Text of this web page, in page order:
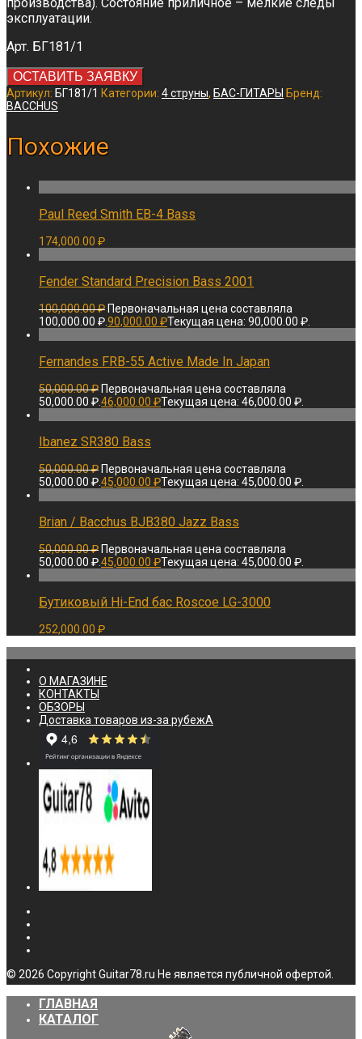
эксплуатации.
Арт. БГ181/1
ОСТАВИТЬ ЗАЯВКУ
Артикул: БГ181/1 Категории: 4 струны, БАС-ГИТАРЫ Бренд:
BACCHUS
Похожие
Paul Reed Smith EB-4 Bass
174,000.00 ₽
Fender Standard Precision Bass 2001
100,000.00₽ Первоначальная цена составляла
100,000.00 ₽.90,000.00 ₽Текущая цена: 90,000.00 ₽.
Fernandes FRB-55 Active Made In Japan
50,000.00₽ Первоначальная цена составляла
50,000.00 ₽.46,000.00 ₽Текущая цена: 46,000.00 ₽.
Ibanez SR380 Bass
50,000.00₽ Первоначальная цена составляла
50,000.00 ₽.45,000.00 ₽Текущая цена: 45,000.00 ₽.
Brian / Bacchus BJB380 Jazz Bass
50,000.00₽ Первоначальная цена составляла
50,000.00 ₽.45,000.00 ₽Текущая цена: 45,000.00 ₽.
Бутиковый Hi-End бас Roscoe LG-3000
252,000.00 ₽
О МАГАЗИНЕ
КОНТАКТЫ
ОБЗОРЫ
Доставка товаров из-за рубежА
© 2026 Copyright Guitar78.ru Не является публичной офертой.
ГЛАВНАЯ
КАТАЛОГ